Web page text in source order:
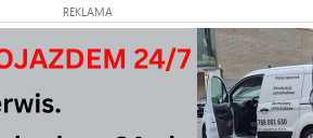
REKLAMA